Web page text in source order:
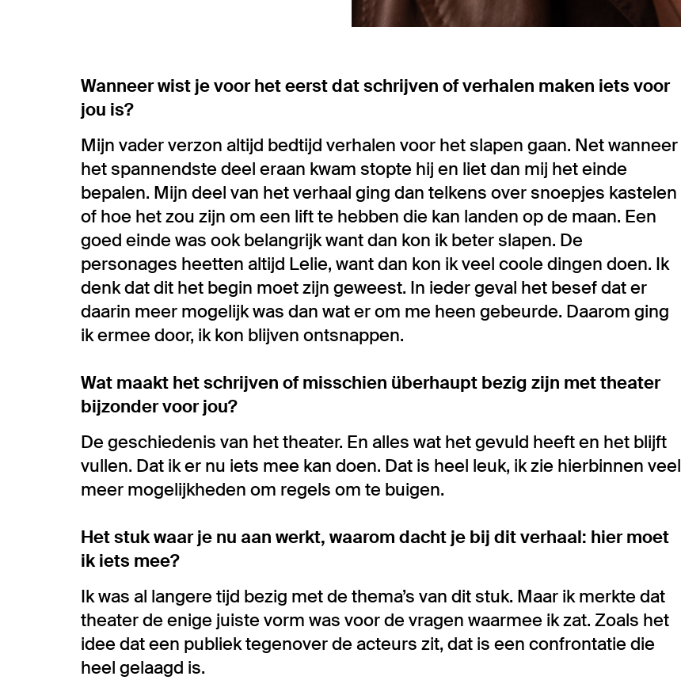
Wanneer wist je voor het eerst dat schrijven of verhalen maken iets voor
jou is?
Mijn vader verzon altijd bedtijd verhalen voor het slapen gaan. Net wanneer
het spannendste deel eraan kwam stopte hij en liet dan mij het einde
bepalen. Mijn deel van het verhaal ging dan telkens over snoepjes kastelen
of hoe het zou zijn om een lift te hebben die kan landen op de maan. Een
goed einde was ook belangrijk want dan kon ik beter slapen. De
personages heetten altijd Lelie, want dan kon ik veel coole dingen doen. Ik
denk dat dit het begin moet zijn geweest. In ieder geval het besef dat er
daarin meer mogelijk was dan wat er om me heen gebeurde. Daarom ging
ik ermee door, ik kon blijven ontsnappen.
Wat maakt het schrijven of misschien überhaupt bezig zijn met theater
bijzonder voor jou?
De geschiedenis van het theater. En alles wat het gevuld heeft en het blijft
vullen. Dat ik er nu iets mee kan doen. Dat is heel leuk, ik zie hierbinnen veel
meer mogelijkheden om regels om te buigen.
Het stuk waar je nu aan werkt, waarom dacht je bij dit verhaal: hier moet
ik iets mee?
Ik was al langere tijd bezig met de thema’s van dit stuk. Maar ik merkte dat
theater de enige juiste vorm was voor de vragen waarmee ik zat. Zoals het
idee dat een publiek tegenover de acteurs zit, dat is een confrontatie die
heel gelaagd is.